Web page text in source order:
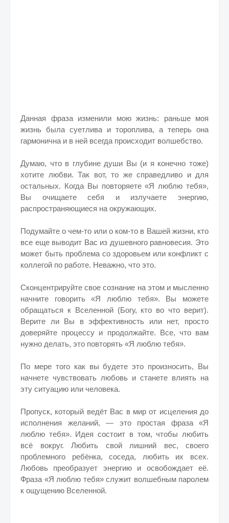
Данная фраза изменили мою жизнь: раньше моя
жизнь была суетлива и тороплива, а теперь она
гармонична и в ней всегда происходит волшебство.
Думаю, что в глубине души Вы (и я конечно тоже)
хотите любви. Так вот, то же справедливо и для
остальных. Когда Вы повторяете «Я люблю тебя»,
Вы очищаете себя и излучаете энергию,
распространяющиеся на окружающих.
Подумайте о чем-то или о ком-то в Вашей жизни, кто
все еще выводит Вас из душевного равновесия. Это
может быть проблема со здоровьем или конфликт с
коллегой по работе. Неважно, что это.
Сконцентрируйте свое сознание на этом и мысленно
начните говорить «Я люблю тебя». Вы можете
обращаться к Вселенной (Богу, кто во что верит).
Верите ли Вы в эффективность или нет, просто
доверяйте процессу и продолжайте. Все, что вам
нужно делать, это повторять «Я люблю тебя».
По мере того как вы будете это произносить, Вы
начнете чувствовать любовь и станете влиять на
эту ситуацию или человека.
Пропуск, который ведёт Вас в мир от исцеления до
исполнения желаний, — это простая фраза «Я
люблю тебя». Идея состоит в том, чтобы любить
всё вокруг. Любить свой лишний вес, своего
проблемного ребёнка, соседа, любить их всех.
Любовь преобразует энергию и освобождает её.
Фраза «Я люблю тебя» служит волшебным паролем
к ощущению Вселенной.